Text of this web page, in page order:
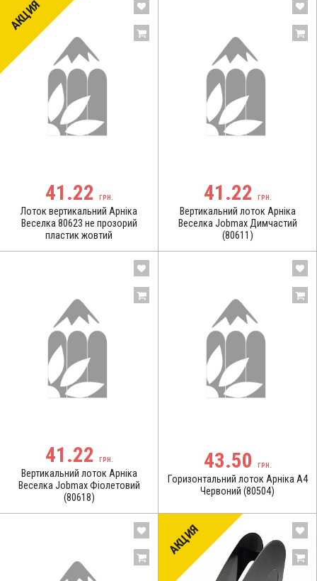
АКЦИЯ
41.22 ГРН.
Лоток вертикальний Арніка
Веселка 80623 не прозорий
пластик жовтий
41.22 ГРН.
Вертикальний лоток Арніка
Веселка Jobmax Димчастий
(80611)
41.22 ГРН.
Вертикальний лоток Арніка
Веселка Jobmax Фіолетовий
(80618)
43.50 ГРН.
Горизонтальний лоток Арніка A4
Червоний (80504)
АКЦИЯ